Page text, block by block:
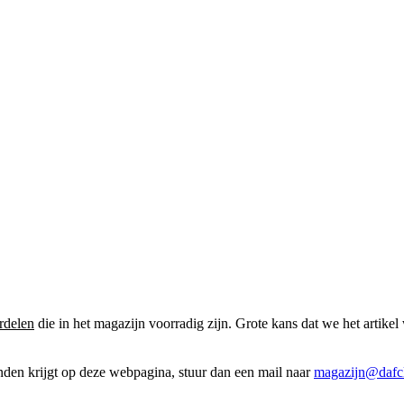
die in het magazijn voorradig zijn. Grote kans dat we het
krijgt op deze webpagina, stuur dan een mail naar